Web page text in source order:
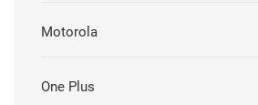
Motorola
One Plus